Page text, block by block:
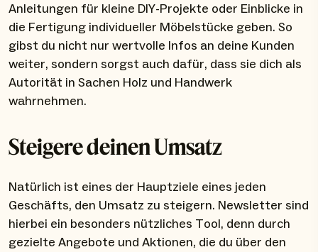
Anleitungen für kleine DIY-Projekte oder Einblicke in
die Fertigung individueller Möbelstücke geben. So
gibst du nicht nur wertvolle Infos an deine Kunden
weiter, sondern sorgst auch dafür, dass sie dich als
Autorität in Sachen Holz und Handwerk
wahrnehmen.
Steigere deinen Umsatz
Natürlich ist eines der Hauptziele eines jeden
Geschäfts, den Umsatz zu steigern. Newsletter sind
hierbei ein besonders nützliches Tool, denn durch
gezielte Angebote und Aktionen, die du über den